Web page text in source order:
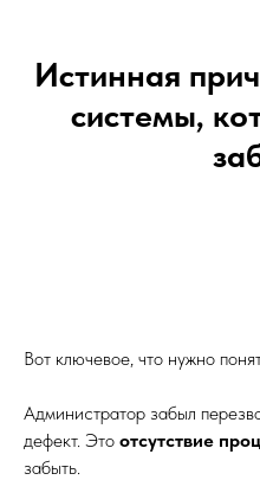
Истинная
системы,
Вот ключевое, что нужно
Администратор забыл
дефект. Это отсутствие
забыть.